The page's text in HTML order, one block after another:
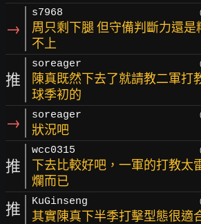
→
s7968
周只剩下腿 但守備判斷力還是
不上
推
soreager
陳真既然下去了就請教二軍打
球季初的
→ soreager
狀況吧
推
wcc0315
下去比較好吧，一軍的打教太
爛而已
推 KuGinseng
其實陳真下半季打擊型態很適